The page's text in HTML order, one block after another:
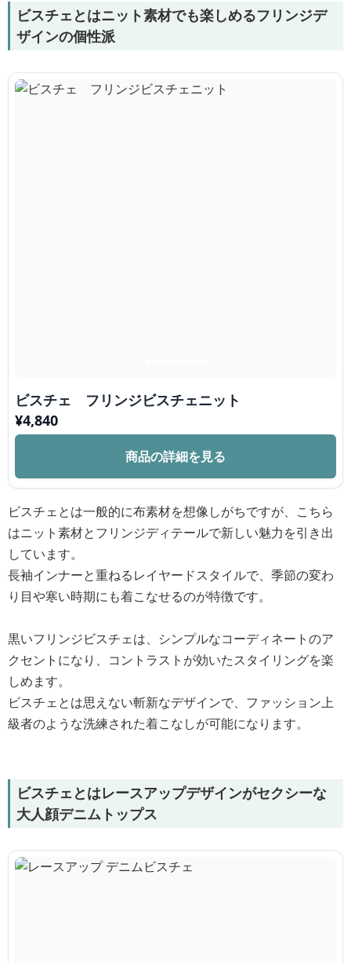
ビスチェとはニット素材でも楽しめるフリンジデ
ザインの個性派
ビスチェ フリンジビスチェニット
¥4,840
商品の詳細を見る
ビスチェとは一般的に布素材を想像しがちですが、こちら
はニット素材とフリンジディテールで新しい魅力を引き出
しています。
長袖インナーと重ねるレイヤードスタイルで、季節の変わ
り目や寒い時期にも着こなせるのが特徴です。
黒いフリンジビスチェは、シンプルなコーディネートのア
クセントになり、コントラストが効いたスタイリングを楽
しめます。
ビスチェとは思えない斬新なデザインで、ファッション上
級者のような洗練された着こなしが可能になります。
ビスチェとはレースアップデザインがセクシーな
大人顔デニムトップス